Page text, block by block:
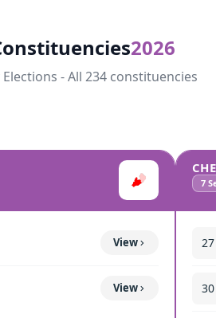
2026
- All 234 constituencies
View
View
7
27
30